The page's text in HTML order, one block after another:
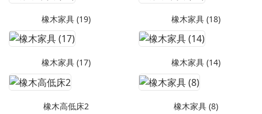
橡木家具 (19) 橡木家具 (18)
橡木家具 (17) 橡木家具 (14)
橡木高低床2 橡木家具 (8)